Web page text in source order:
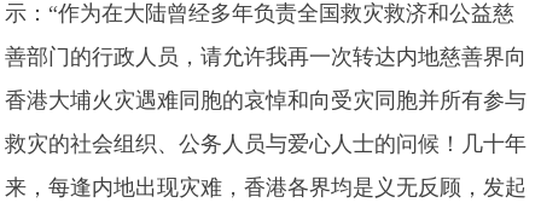
示：“作为在大陆曾经多年负责全国救灾救济和公益慈
善部门的行政人员，请允许我再一次转达内地慈善界向
香港大埔火灾遇难同胞的哀悼和向受灾同胞并所有参与
救灾的社会组织、公务人员与爱心人士的问候！几十年
来，每逢内地出现灾难，香港各界均是义无反顾，发起